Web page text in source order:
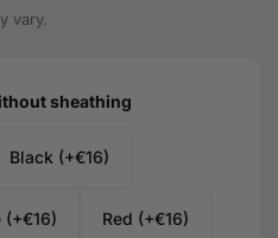
vary.
sheathing
Black (+€16)
(+€16) Red (+€16)